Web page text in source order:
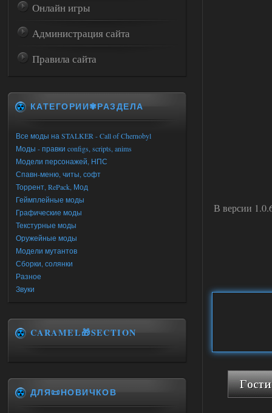
В версии
Онлайн игры
Администрация сайта
Правила сайта
КАТЕГОРИИ✾РАЗДЕЛА
Все моды на STALKER - Call of Chernobyl
Моды - правки configs, scripts, anims
Модели персонажей, НПС
Спавн-меню, читы, софт
Торрент, RePack, Мод
Геймплейные моды
Графические моды
Текстурные моды
Оружейные моды
Модели мутантов
Сборки, солянки
Разное
Звуки
CARAMEL🎁SECTION
ДЛЯ📜НОВИЧКОВ